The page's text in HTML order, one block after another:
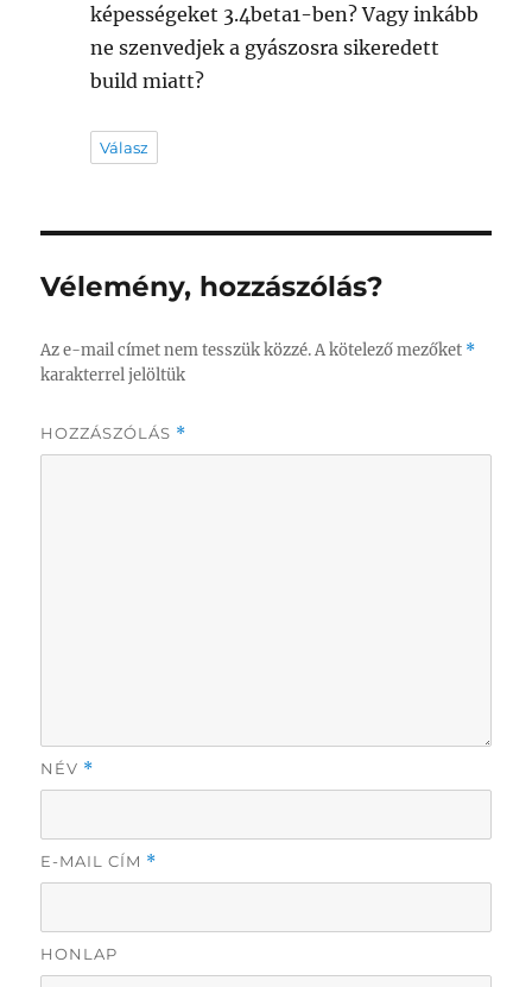
képességeket 3.4beta1-ben? Vagy inkább
ne szenvedjek a gyászosra sikeredett
build miatt?
Válasz
Vélemény, hozzászólás?
Az e-mail címet nem tesszük közzé. A kötelező mezőket *
karakterrel jelöltük
HOZZÁSZÓLÁS *
NÉV *
E-MAIL CÍM *
HONLAP